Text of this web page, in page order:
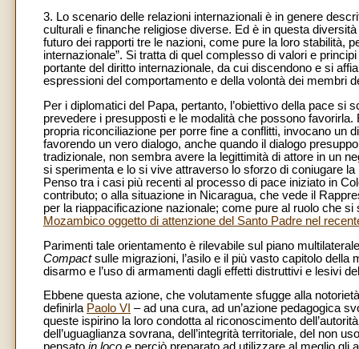
3. Lo scenario delle relazioni internazionali è in genere
culturali e finanche religiose diverse. Ed è in questa
futuro dei rapporti tre le nazioni, come pure la loro stabilità,
internazionale”. Si tratta di quel complesso di valori e
portante del diritto internazionale, da cui discendono e si
espressioni del comportamento e della volontà dei membri
Per i diplomatici del Papa, pertanto, l’obiettivo della pace
prevedere i presupposti e le modalità che possono
propria riconciliazione per porre fine a conflitti, invocano un
favorendo un vero dialogo, anche quando il dialogo
tradizionale, non sembra avere la legittimità di attore in un
si sperimenta e lo si vive attraverso lo sforzo di coniugare
Penso tra i casi più recenti al processo di pace iniziato in
contributo; o alla situazione in Nicaragua, che vede il
per la riappacificazione nazionale; come pure al ruolo che
Mozambico oggetto di attenzione del Santo Padre nel
Parimenti tale orientamento è rilevabile sul piano
Compactsulle migrazioni, l’asilo e il più vasto capitolo della
disarmo e l’uso di armamenti dagli effetti distruttivi e lesivi
Ebbene questa azione, che volutamente sfugge alla
definirla Paolo VI – ad una cura, ad un’azione pedagogica
queste ispirino la loro condotta al riconoscimento
dell’uguaglianza sovrana, dell’integrità territoriale, del non